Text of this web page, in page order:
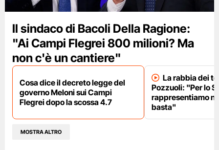
Il sindaco di Bacoli Della Ragione:
"Ai Campi Flegrei 800 milioni? Ma
non c'è un cantiere"
Cosa dice il decreto legge del
governo Meloni sui Campi
Flegrei dopo la scossa 4.7
La rabbia dei
Pozzuoli: "Per lo
rappresentiamo
basta"
MOSTRA ALTRO